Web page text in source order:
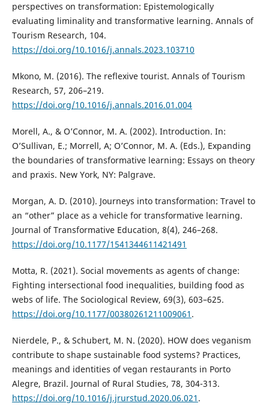
perspectives on transformation: Epistemologically
evaluating liminality and transformative learning. Annals of
Tourism Research, 104.
https://doi.org/10.1016/j.annals.2023.103710
Mkono, M. (2016). The reflexive tourist. Annals of Tourism
Research, 57, 206–219.
https://doi.org/10.1016/j.annals.2016.01.004
Morell, A., & O’Connor, M. A. (2002). Introduction. In:
O’Sullivan, E.; Morrell, A; O’Connor, M. A. (Eds.), Expanding
the boundaries of transformative learning: Essays on theory
and praxis. New York, NY: Palgrave.
Morgan, A. D. (2010). Journeys into transformation: Travel to
an “other” place as a vehicle for transformative learning.
Journal of Transformative Education, 8(4), 246–268.
https://doi.org/10.1177/1541344611421491
Motta, R. (2021). Social movements as agents of change:
Fighting intersectional food inequalities, building food as
webs of life. The Sociological Review, 69(3), 603–625.
https://doi.org/10.1177/00380261211009061 .
Nierdele, P., & Schubert, M. N. (2020). HOW does veganism
contribute to shape sustainable food systems? Practices,
meanings and identities of vegan restaurants in Porto
Alegre, Brazil. Journal of Rural Studies, 78, 304-313.
https://doi.org/10.1016/j.jrurstud.2020.06.021 .